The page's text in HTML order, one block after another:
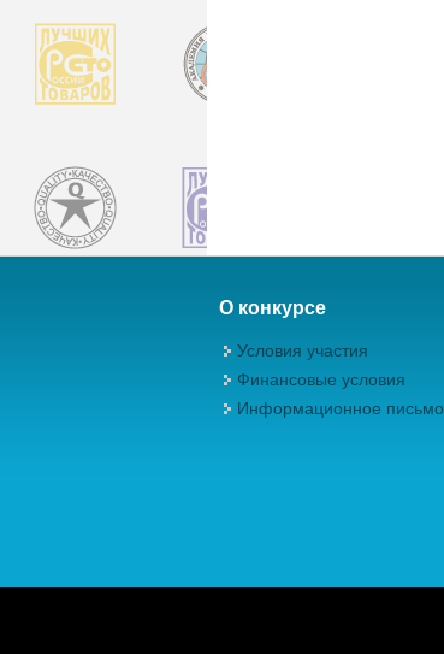
О конкурсе
Условия участия
Финансовые условия
Информационное письмо